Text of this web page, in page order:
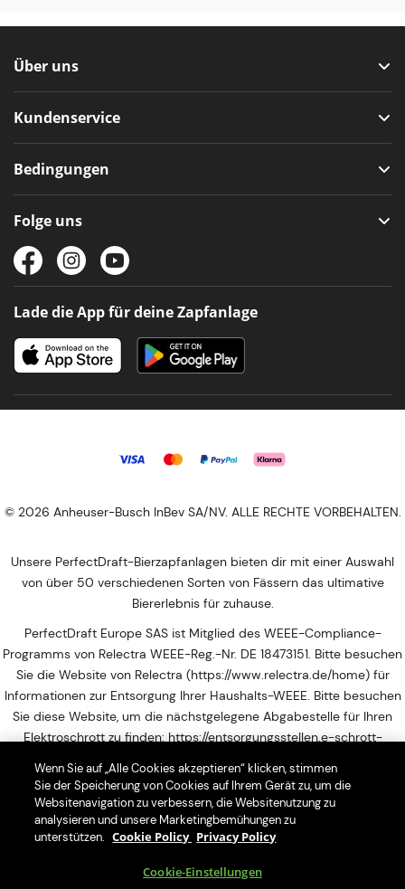
Über uns
Kundenservice
Bedingungen
Folge uns
Lade die App für deine Zapfanlage
© 2026 Anheuser-Busch InBev SA/NV. ALLE RECHTE VORBEHALTEN.
Unsere PerfectDraft-Bierzapfanlagen bieten dir mit einer Auswahl
von über 50 verschiedenen Sorten von Fässern das ultimative
Biererlebnis für zuhause.
PerfectDraft Europe SAS ist Mitglied des WEEE-Compliance-
Programms von Relectra WEEE-Reg.-Nr. DE 18473151. Bitte besuchen
Sie die Website von Relectra (https://www.relectra.de/home) für
Informationen zur Entsorgung Ihrer Haushalts-WEEE. Bitte besuchen
Sie diese Website, um die nächstgelegene Abgabestelle für Ihren
Elektroschrott zu finden: https://entsorgungsstellen.e-schrott-
Mit der Nutzung dieser Seiten erklärst Du dich mit der
Datenschutzerklärung einverstanden. PERFECTDRAFT’S unterstützt
ausschließlich den legalen und verantwortungsvollen Genuss von
Teile Inhalte dieser Website ausschließlich mit Personen, die alt
Wenn Sie auf „Alle Cookies akzeptieren“ klicken, stimmen
Sie der Speicherung von Cookies auf Ihrem Gerät zu, um die
Websitenavigation zu verbessern, die Websitenutzung zu
analysieren und unsere Marketingbemühungen zu
unterstützen. Cookie Policy Privacy Policy
Cookie-Einstellungen